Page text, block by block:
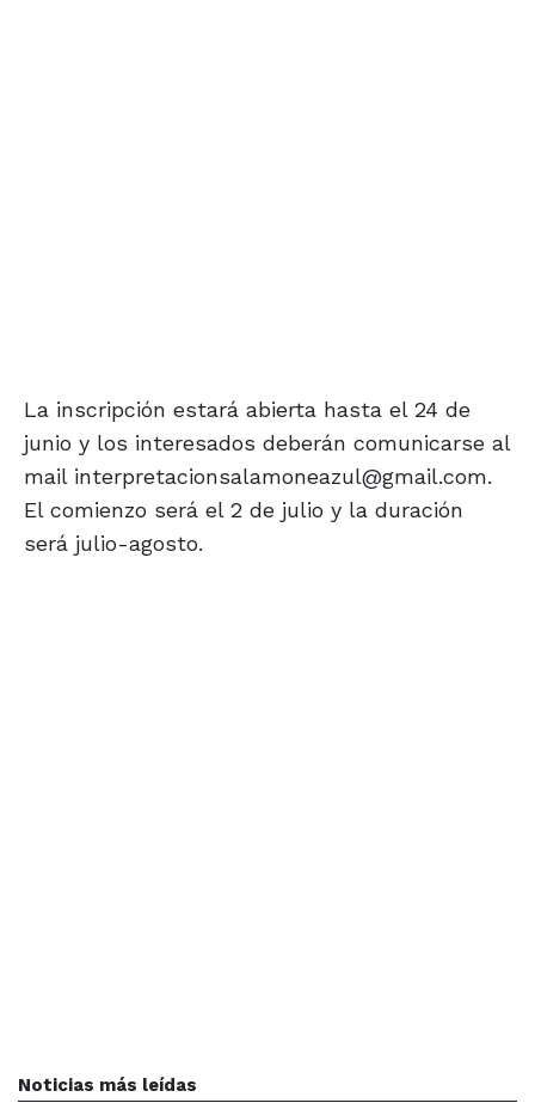
La inscripción estará abierta hasta el 24 de
junio y los interesados deberán comunicarse al
mail interpretacionsalamoneazul@gmail.com.
El comienzo será el 2 de julio y la duración
será julio-agosto.
Noticias más leídas